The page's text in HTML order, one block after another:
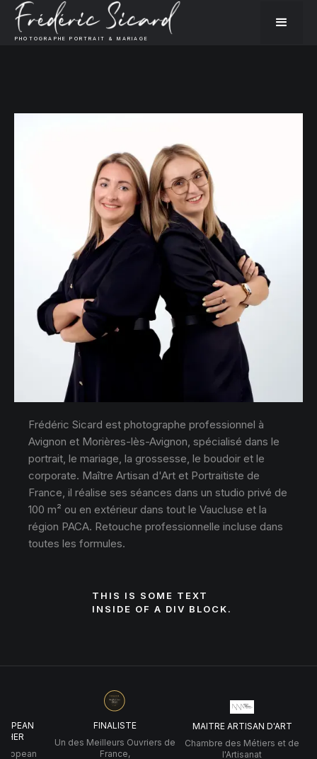
PHOTOGRAPHE PORTRAIT & MARIAGE
Frédéric Sicard est photographe professionnel à
Avignon et Morières-lès-Avignon, spécialisé dans le
portrait, le mariage, la grossesse, le boudoir et le
corporate. Maître Artisan d'Art et Portraitiste de
France, il réalise ses séances dans un studio privé de
100 m² ou en extérieur dans tout le Vaucluse et la
région PACA. Retouche professionnelle incluse dans
toutes les formules.
THIS IS SOME TEXT
INSIDE OF A DIV BLOCK.
MAITRE ARTISAN D'ART
Chambre des Métiers et de
l'Artisanat
FINALISTE
Un des Meilleurs Ouvriers de
France,